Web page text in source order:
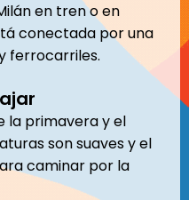
en tren o en
conectada por una
ferrocarriles.
la primavera y el
son suaves y el
caminar por la